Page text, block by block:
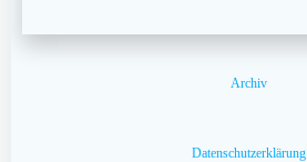
Archiv
Datenschutzerklärung